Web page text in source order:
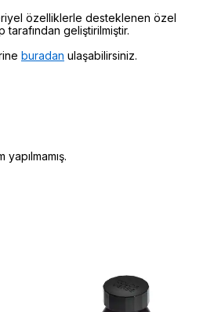
özelliklerle desteklenen özel
geliştirilmiştir.
buradan ulaşabilirsiniz.